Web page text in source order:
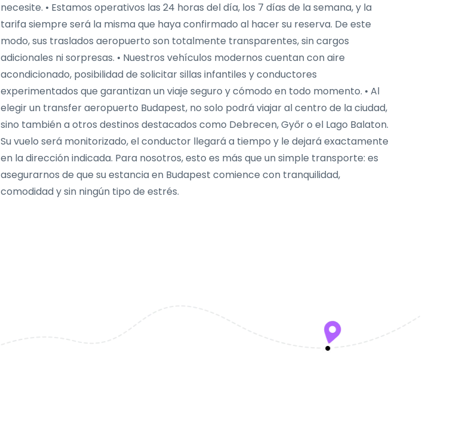
necesite. • Estamos operativos las 24 horas del día, los 7 días de la semana, y la
tarifa siempre será la misma que haya confirmado al hacer su reserva. De este
modo, sus traslados aeropuerto son totalmente transparentes, sin cargos
adicionales ni sorpresas. • Nuestros vehículos modernos cuentan con aire
acondicionado, posibilidad de solicitar sillas infantiles y conductores
experimentados que garantizan un viaje seguro y cómodo en todo momento. • Al
elegir un transfer aeropuerto Budapest, no solo podrá viajar al centro de la ciudad,
sino también a otros destinos destacados como Debrecen, Győr o el Lago Balaton.
Su vuelo será monitorizado, el conductor llegará a tiempo y le dejará exactamente
en la dirección indicada. Para nosotros, esto es más que un simple transporte: es
asegurarnos de que su estancia en Budapest comience con tranquilidad,
comodidad y sin ningún tipo de estrés.